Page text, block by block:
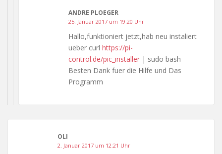
ANDRE PLOEGER
25. Januar 2017 um 19:20 Uhr
Hallo,funktioniert jetzt,hab neu instaliert
ueber curl https://pi-
control.de/pic_installer | sudo bash
Besten Dank fuer die Hilfe und Das
Programm
OLI
2. Januar 2017 um 12:21 Uhr